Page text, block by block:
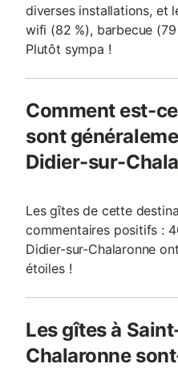
diverses installations, et
wifi (82 %), barbecue
Plutôt sympa !
Comment est-
sont
Didier-sur-
Les gîtes de cette
commentaires positifs :
Didier-sur-Chalaronne
étoiles !
Les gîtes à
Chalaronne